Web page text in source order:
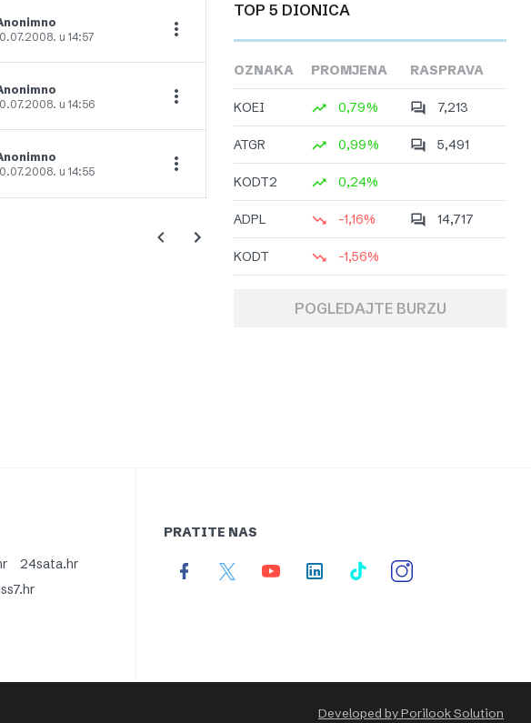
Dodajte u favorite
u 14:57
Dodajte u favorite
u 14:56
Dodajte u favorite
u 14:55
TOP 5 DIONICA
OZNAKA PROMJENA RASPRAVA
KOEI 0,79% 7,213
ATGR 0,99% 5,491
KODT2 0,24%
ADPL -1,16% 14,717
KODT -1,56%
POGLEDAJTE BURZU
24sata.hr
PRATITE NAS
Developed by Porilook Solution